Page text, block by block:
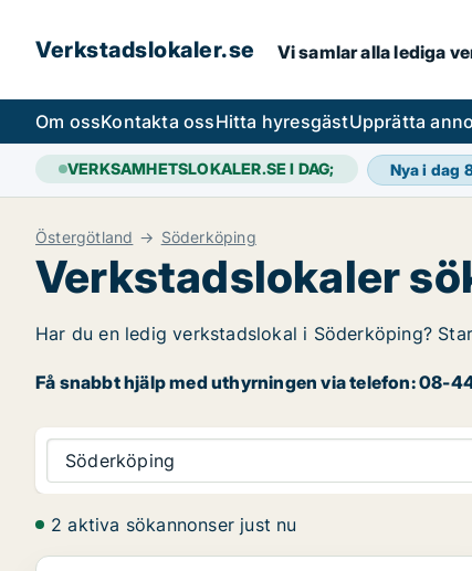
Verkstadslokaler.se Vi samlar alla lediga
Om ossKontakta ossHitta hyresgästUpprätta
VERKSAMHETSLOKALER.SE I DAG; Nya i dag
Östergötland Söderköping
Verkstadslokaler
Har du en ledig verkstadslokal i Söderköping?
Få snabbt hjälp med uthyrningen via telefon: 08-
Söderköping
2 aktiva sökannonser just nu